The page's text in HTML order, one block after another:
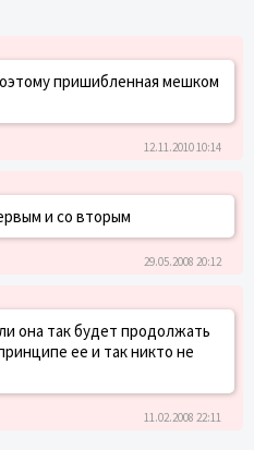
пришибленная мешком
12.11.2010 10:14
и со вторым
29.05.2008 20:12
она так будет продолжать
ее и так никто не
11.02.2008 22:11